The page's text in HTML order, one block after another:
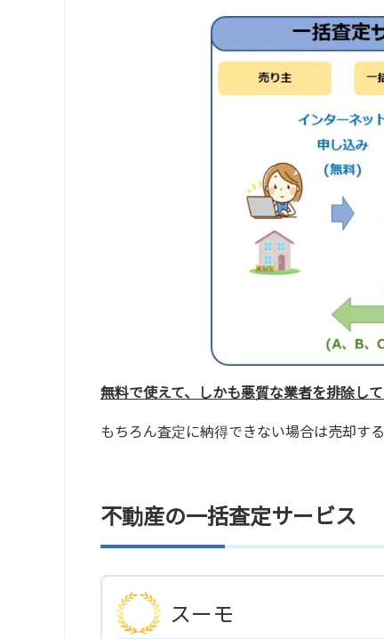
無料で使えて、しかも悪質な業者を排除し
もちろん査定に納得できない場合は売却す
不動産の一括査定サービス
スーモ